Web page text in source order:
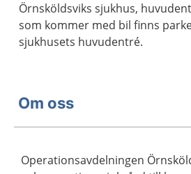
Örnsköldsviks sjukhus,
som kommer med bil finns
sjukhusets huvudentré.
Om oss
Operationsavdelningen